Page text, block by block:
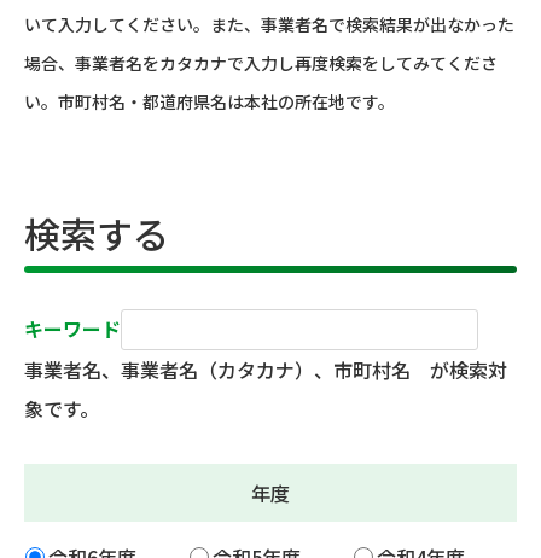
いて入力してください。また、事業者名で検索結果が出なかった
場合、事業者名をカタカナで入力し再度検索をしてみてくださ
い。市町村名・都道府県名は本社の所在地です。
検索する
キーワード
事業者名、事業者名（カタカナ）、市町村名 が検索対
象です。
年度